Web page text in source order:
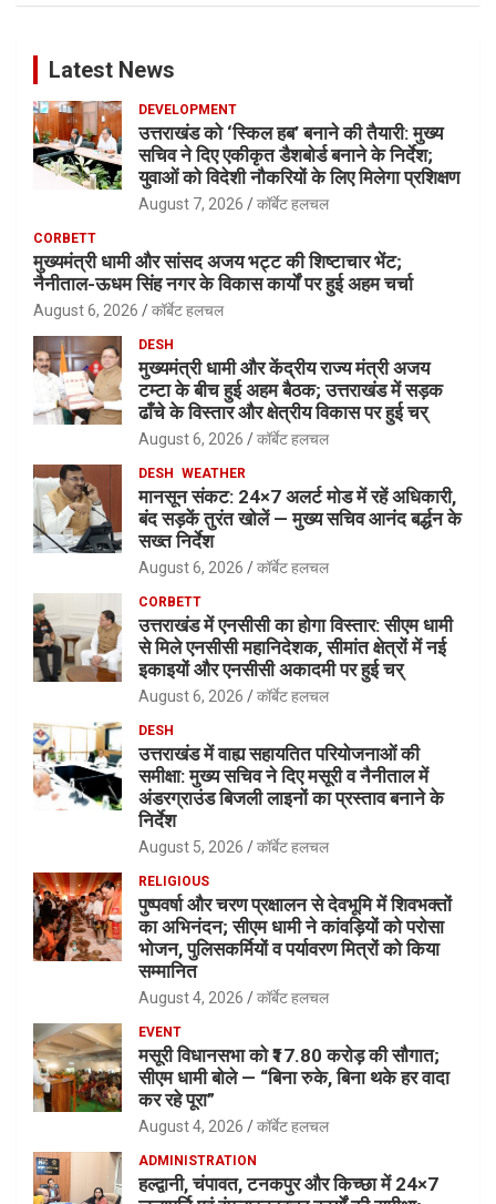
Latest News
DEVELOPMENT
उत्तराखंड को ‘स्किल हब’ बनाने की तैयारी: मुख्य
सचिव ने दिए एकीकृत डैशबोर्ड बनाने के निर्देश;
युवाओं को विदेशी नौकरियों के लिए मिलेगा प्रशिक्षण
August 7, 2026 कॉर्बेट हलचल
CORBETT
मुख्यमंत्री धामी और सांसद अजय भट्ट की शिष्टाचार भेंट;
नैनीताल-ऊधम सिंह नगर के विकास कार्यों पर हुई अहम चर्चा
August 6, 2026 कॉर्बेट हलचल
DESH
मुख्यमंत्री धामी और केंद्रीय राज्य मंत्री अजय
टम्टा के बीच हुई अहम बैठक; उत्तराखंड में सड़क
ढाँचे के विस्तार और क्षेत्रीय विकास पर हुई चर्
August 6, 2026 कॉर्बेट हलचल
DESH WEATHER
मानसून संकट: 24×7 अलर्ट मोड में रहें अधिकारी,
बंद सड़कें तुरंत खोलें — मुख्य सचिव आनंद बर्द्धन के
सख्त निर्देश
August 6, 2026 कॉर्बेट हलचल
CORBETT
उत्तराखंड में एनसीसी का होगा विस्तार: सीएम धामी
से मिले एनसीसी महानिदेशक, सीमांत क्षेत्रों में नई
इकाइयों और एनसीसी अकादमी पर हुई चर्
August 6, 2026 कॉर्बेट हलचल
DESH
उत्तराखंड में वाह्य सहायतित परियोजनाओं की
समीक्षा: मुख्य सचिव ने दिए मसूरी व नैनीताल में
अंडरग्राउंड बिजली लाइनों का प्रस्ताव बनाने के
निर्देश
August 5, 2026 कॉर्बेट हलचल
RELIGIOUS
पुष्पवर्षा और चरण प्रक्षालन से देवभूमि में शिवभक्तों
का अभिनंदन; सीएम धामी ने कांवड़ियों को परोसा
भोजन, पुलिसकर्मियों व पर्यावरण मित्रों को किया
सम्मानित
August 4, 2026 कॉर्बेट हलचल
EVENT
मसूरी विधानसभा को ₹17.80 करोड़ की सौगात;
सीएम धामी बोले — “बिना रुके, बिना थके हर वादा
कर रहे पूरा”
August 4, 2026 कॉर्बेट हलचल
ADMINISTRATION
हल्द्वानी, चंपावत, टनकपुर और किच्छा में 24×7